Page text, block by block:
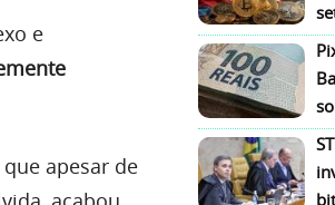
e
que apesar de